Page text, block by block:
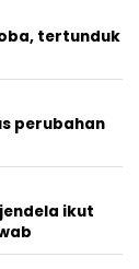
tertunduk
perubahan
ikut